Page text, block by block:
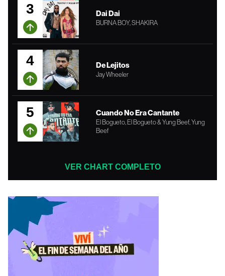
3 Dai Dai
BURNA BOY, SHAKIRA
4 De Lejitos
Jay Wheeler
5 Cuando No Era Cantante
El Bogueto, El Bogueto & Yung Beef, Yung
Beef
VER CHART COMPLETO